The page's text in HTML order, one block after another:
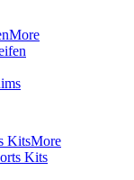
More
KitsMore
Kits